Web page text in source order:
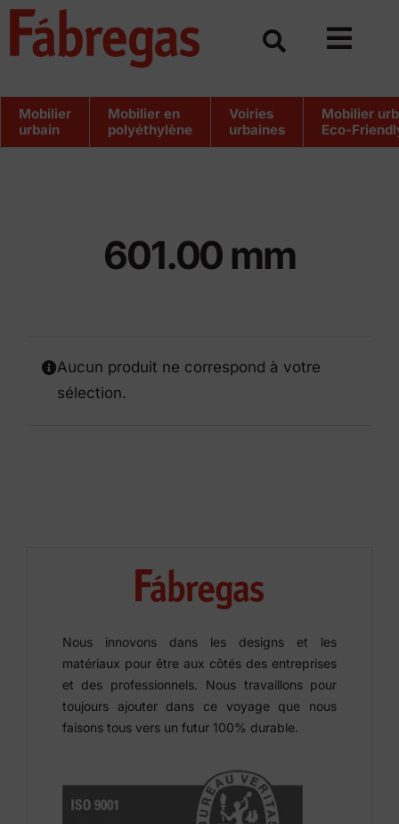
Skip
Mobilier
urbain
Mobilier en
polyéthylène
Voiries
urbaines
Mobilier
Eco-
601.00 mm
Aucun produit ne correspond à votre
sélection.
Nous innovons dans les designs et les
matériaux pour être aux côtés des entreprises
et des professionnels. Nous travaillons pour
toujours ajouter dans ce voyage que nous
faisons tous vers un futur 100% durable.